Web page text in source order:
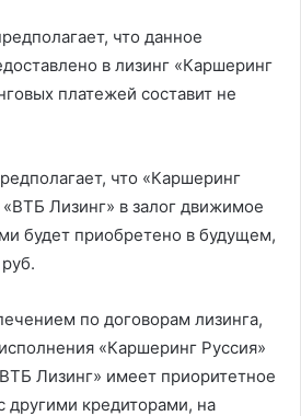
что данное
в лизинг «Каршеринг
платежей составит не
что «Каршеринг
«ВТБ Лизинг» в залог движимое
будет приобретено в будущем,
по договорам лизинга,
«Каршеринг Руссия»
Лизинг» имеет приоритетное
другими кредиторами, на